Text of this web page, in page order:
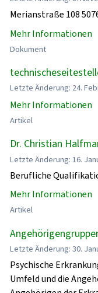
Merianstraße 108
Mehr Informationen
Dokument
Letzte Änderung: 24.
Mehr Informationen
Artikel
Dr. Christian
Letzte Änderung: 16.
Berufliche
Mehr Informationen
Artikel
Letzte Änderung: 30.
Psychische
Umfeld und die